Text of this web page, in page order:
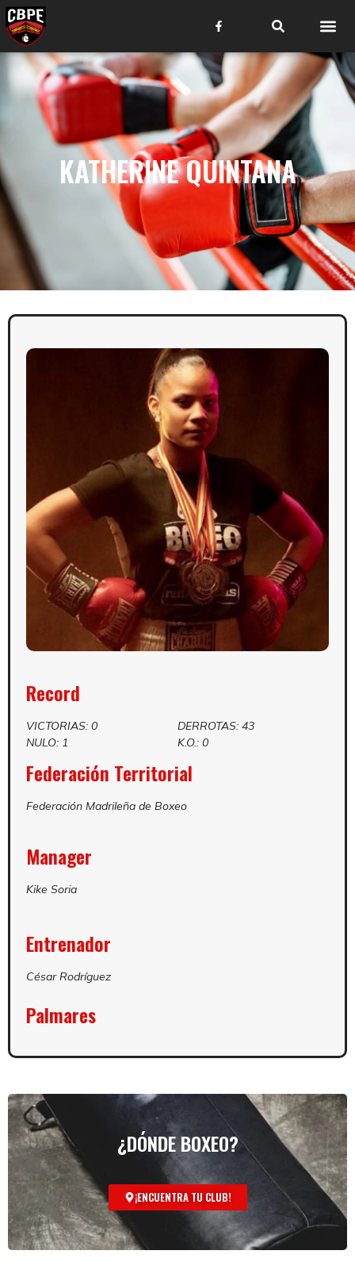
KATHERINE QUINTANA
Record
VICTORIAS: 0
DERROTAS: 43
NULO: 1
K.O.: 0
Federación Territorial
Federación Madrileña de Boxeo
Manager
Kike Soria
Entrenador
César Rodríguez
Palmares
¿DÓNDE BOXEO?
¡ENCUENTRA TU CLUB!